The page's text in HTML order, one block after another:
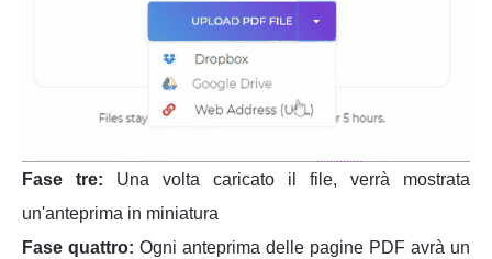
Fase tre: Una volta caricato il file, verrà mostrata
un'anteprima in miniatura
Fase quattro: Ogni anteprima delle pagine PDF avrà un